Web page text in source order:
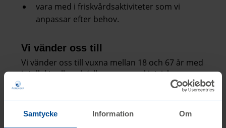
Samtycke Information Om
vara med i friskvårdsaktiviteter som vi
anpassar efter behov.
Vi vänder oss till
Vi vänder oss till vuxna mellan 18 och 67 år med
intellektuella och/eller neuropsykiatriska
funktionsnedsättningar, även i kombination